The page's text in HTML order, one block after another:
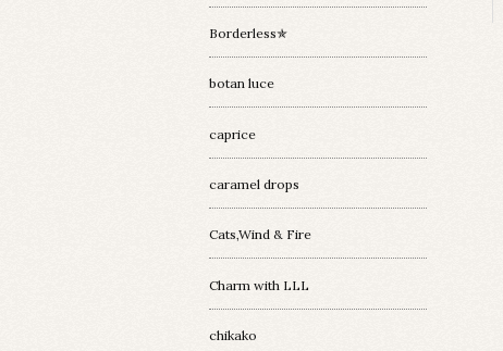
Borderless✯
botan luce
caprice
caramel drops
Cats,Wind & Fire
Charm with LLL
chikako